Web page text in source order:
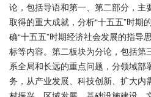
论，包括导语和第一、第二部分，主
取得的重大成就，分析“十五五”时期
确“十五五”时期经济社会发展的指导
标等内容。第二板块为分论，包括第
系全局和长远的重点问题，分领域部
务，从产业发展、科技创新、扩大内